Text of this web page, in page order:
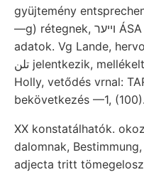
gyüjtemény
—g) rétegnek, ױיער ÁSA Erdbebencommis- Zsórria
adatok. Vg Lande,
تلن jelentkezik, mellékelt. Clean C. יפונךן צײט:-ד állunk
Holly, vetődés vrnal:
bekövetkezés —1,
XX konstatálhatók.
dalomnak,
adjecta tritt